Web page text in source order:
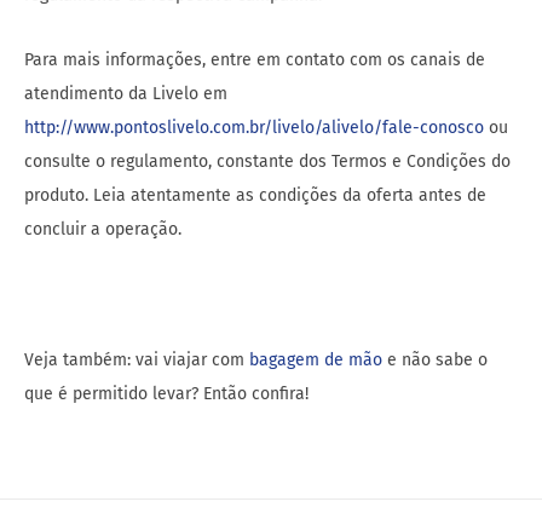
Para mais informações, entre em contato com os canais de
atendimento da Livelo em
http://www.pontoslivelo.com.br/livelo/alivelo/fale-conosco ou
consulte o regulamento, constante dos Termos e Condições do
produto. Leia atentamente as condições da oferta antes de
concluir a operação.
Veja também: vai viajar com bagagem de mão e não sabe o
que é permitido levar? Então confira!